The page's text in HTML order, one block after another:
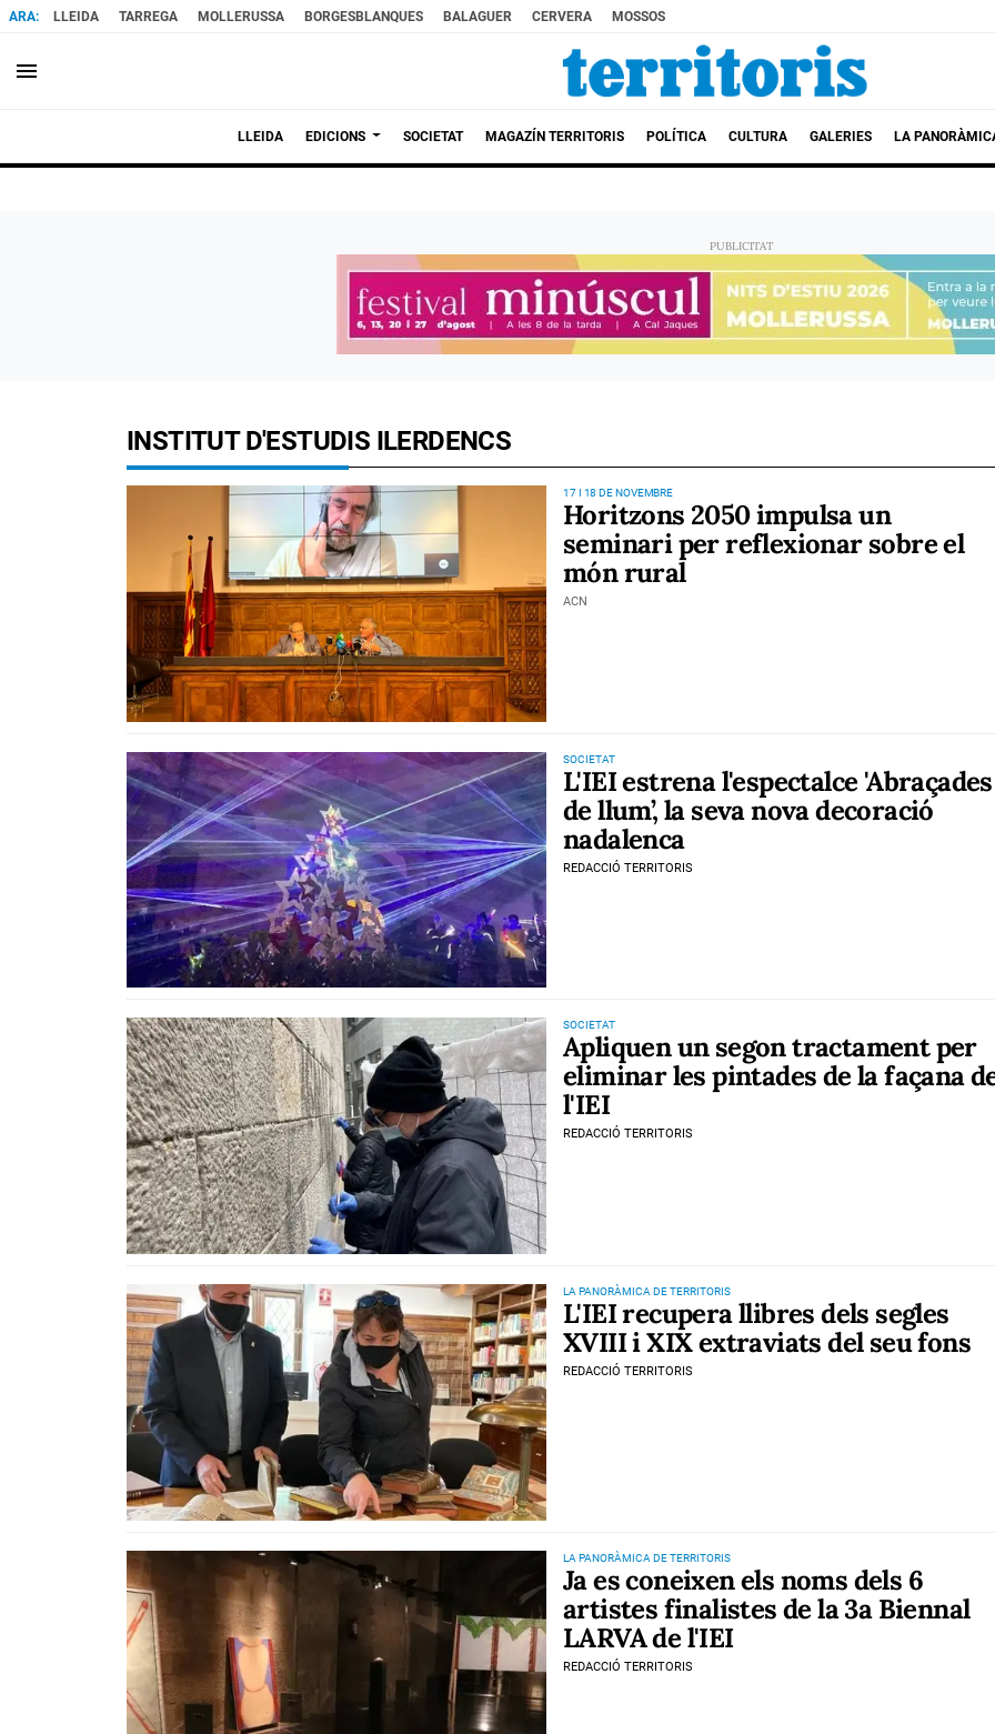
LLEIDA TARREGA MOLLERUSSA BORGESBLANQUES BALAGUER CERVERA MOSSOS
menu
LLEIDA EDICIONS SOCIETAT MAGAZÍN TERRITORIS POLÍTICA CULTURA GALERIES LA
INSTITUT D'ESTUDIS ILERDENCS
17 I 18 DE NOVEMBRE
Horitzons 2050 impulsa un
seminari per reflexionar sobre el
món rural
ACN
SOCIETAT
L'IEI estrena l'espectalce 'Abraçades
de llum’, la seva nova decoració
nadalenca
REDACCIÓ TERRITORIS
SOCIETAT
Apliquen un segon tractament per
eliminar les pintades de la façana
l'IEI
REDACCIÓ TERRITORIS
LA PANORÀMICA DE TERRITORIS
L'IEI recupera llibres dels segles
XVIII i XIX extraviats del seu fons
REDACCIÓ TERRITORIS
LA PANORÀMICA DE TERRITORIS
Ja es coneixen els noms dels 6
artistes finalistes de la 3a Biennal
LARVA de l'IEI
REDACCIÓ TERRITORIS